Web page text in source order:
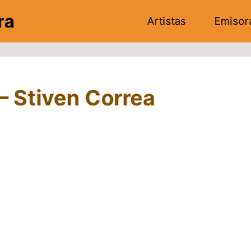
Artistas
Stiven Correa